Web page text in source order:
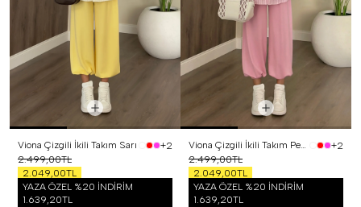
Viona Çizgili İkili Takım Sarı
+2
2.499,00TL
2.049,00TL
YAZA ÖZEL %20 İNDİRİM
1.639,20TL
Viona Çizgili İkili Takım Pembe
+2
2.499,00TL
2.049,00TL
YAZA ÖZEL %20 İNDİRİM
1.639,20TL